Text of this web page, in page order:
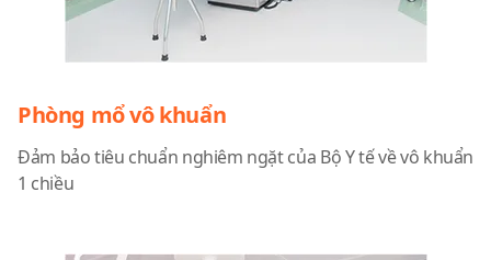
Phòng mổ vô khuẩn
Đảm bảo tiêu chuẩn nghiêm ngặt của Bộ Y tế về vô khuẩn
1 chiều